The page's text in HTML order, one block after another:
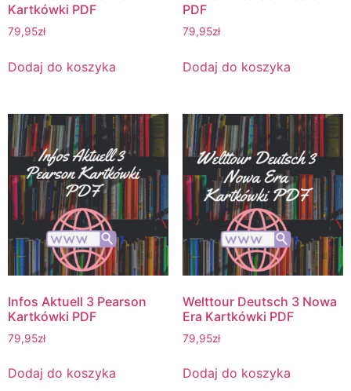
Kartkówki PDF
79,95zł
Dodaj do koszyka
PDF
79,95zł
Dodaj do koszyka
Infos Aktuell 3 Pearson
Kartkówki PDF
79,95zł
Dodaj do koszyka
Welttour Deutsch 3 Nowa
Era Kartkówki PDF
79,95zł
Dodaj do koszyka